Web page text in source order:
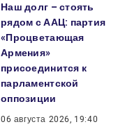
Наш долг – стоять
рядом с ААЦ: партия
«Процветающая
Армения»
присоединится к
парламентской
оппозиции
06 августа 2026, 19:40